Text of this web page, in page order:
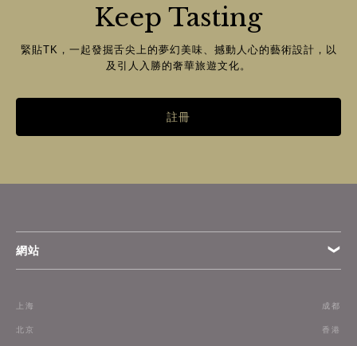
Keep Tasting
緊貼TK，一起發掘舌尖上的夢幻美味、撼動人心的藝術設計，以
及引人入勝的奢華旅遊文化。
註冊
網站
訂閱
上海
北京
成都
香港